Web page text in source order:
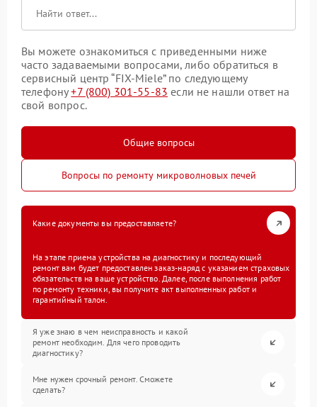
Вы можете ознакомиться с приведенными ниже
часто задаваемыми вопросами, либо обратиться в
сервисный центр “FIX-Miele” по следующему
телефону+7 (800) 301-55-83 если не нашли ответ на
свой вопрос.
Общие вопросы
Вопросы по ремонту микроволновых печей
Какие документы вы предоставляете?
На этапе приема устройства на диагностику и последующий
ремонт вам будет предоставлен заказ-наряд с указанием страховых
обязательств на ваше устройство. Далее, после выполнения работ
по ремонту техники, вы получите акт выполненных работ и
гарантийный талон.
Я уже знаю в чем неисправность и какой
ремонт необходим. Для чего проводить
диагностику?
Мне нужен срочный ремонт. Сможете
сделать?